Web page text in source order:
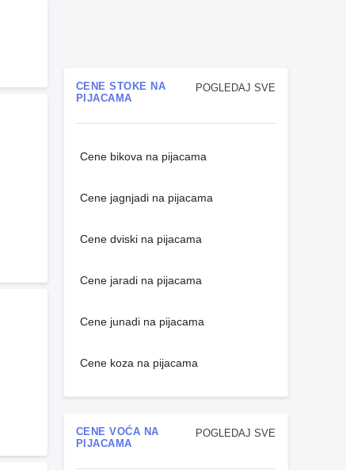
POGLEDAJ SVE
CENE STOKE NA
PIJACAMA
Cene bikova na pijacama
Cene jagnjadi na pijacama
Cene dviski na pijacama
Cene jaradi na pijacama
Cene junadi na pijacama
Cene koza na pijacama
POGLEDAJ SVE
CENE VOĆA NA
PIJACAMA